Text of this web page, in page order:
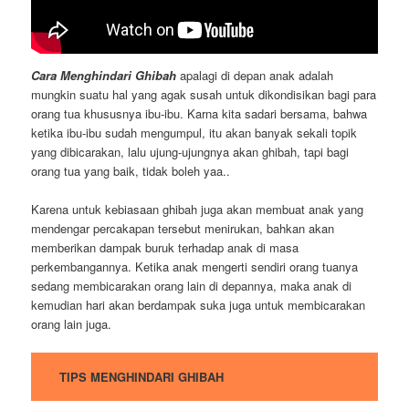
Cara Menghindari Ghibah apalagi di depan anak adalah
mungkin suatu hal yang agak susah untuk dikondisikan bagi para
orang tua khususnya ibu-ibu. Karna kita sadari bersama, bahwa
ketika ibu-ibu sudah mengumpul, itu akan banyak sekali topik
yang dibicarakan, lalu ujung-ujungnya akan ghibah, tapi bagi
orang tua yang baik, tidak boleh yaa..
Karena untuk kebiasaan ghibah juga akan membuat anak yang
mendengar percakapan tersebut menirukan, bahkan akan
memberikan dampak buruk terhadap anak di masa
perkembangannya. Ketika anak mengerti sendiri orang tuanya
sedang membicarakan orang lain di depannya, maka anak di
kemudian hari akan berdampak suka juga untuk membicarakan
orang lain juga.
TIPS MENGHINDARI GHIBAH